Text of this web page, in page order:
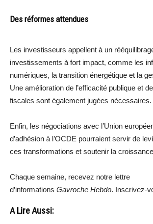
Des réformes attendues
Les investisseurs appellent à un
investissements à fort impact, comme les
numériques, la transition énergétique et la
Une amélioration de l’efficacité publique et
fiscales sont également jugées nécessaires.
Enfin, les négociations avec l’Union
d’adhésion à l’OCDE pourraient servir de
ces transformations et soutenir la
Chaque semaine, recevez notre lettre
d’informations Gavroche Hebdo. Inscrivez-
A Lire Aussi: